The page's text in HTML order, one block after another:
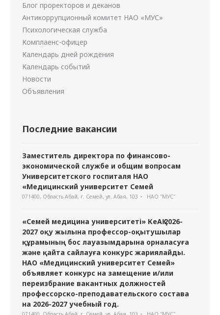
Блог проректоров и деканов
Антикоррупционный комитет НАО «МУС»
Психологическая служба
Комплаенс-офицер
Календарь дней рождения
Календарь событий
Новости
Объявления
Последние вакансии
Заместитель директора по финансово-
экономической службе и общим вопросам
Университетского госпиталя НАО
«Медицинский университет Семей
071400, Область Абай, г. Семей, ул. Абая, 103 НАО "МУС"
«Семей медицина университеті» КеАҚ 2026-
2027 оқу жылына профессор-оқытушылар
құрамының бос лауазымдарына орналасуға
және қайта сайлауға конкурс жариялайды.
НАО «Медицинский университет Семей»
объявляет конкурс на замещение и/или
переизбрание вакантных должностей
профессорско-преподавательского состава
на 2026-2027 учебный год.